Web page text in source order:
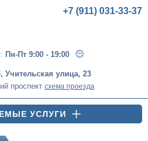
Пн-Пт 9:00 - 19:00
+7 (911) 031-33-37
, Учительская улица, 23
проспект схема проезда
УСЛУГИ